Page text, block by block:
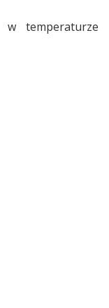
w temperaturze